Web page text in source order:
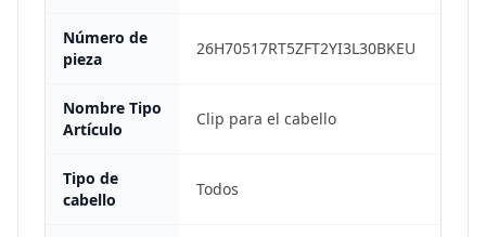
Número de
pieza
26H70517RT5ZFT2YI3L30BKEU
Nombre Tipo
Artículo
Clip para el cabello
Tipo de
cabello
Todos